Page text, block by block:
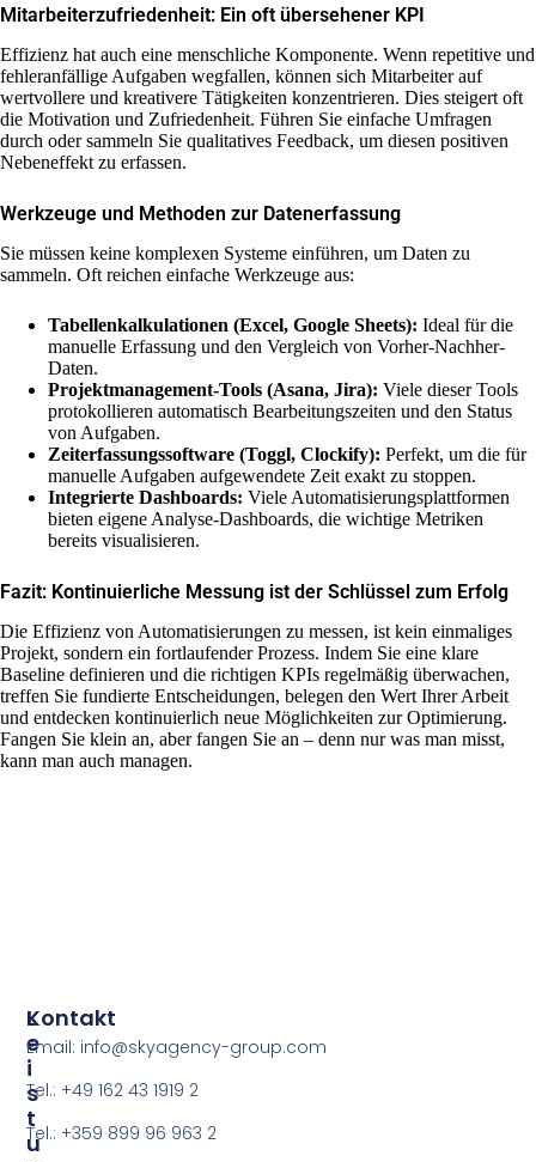
Mitarbeiterzufriedenheit: Ein oft übersehener KPI
Effizienz hat auch eine menschliche Komponente. Wenn repetitive und
fehleranfällige Aufgaben wegfallen, können sich Mitarbeiter auf
wertvollere und kreativere Tätigkeiten konzentrieren. Dies steigert oft
die Motivation und Zufriedenheit. Führen Sie einfache Umfragen
durch oder sammeln Sie qualitatives Feedback, um diesen positiven
Nebeneffekt zu erfassen.
Werkzeuge und Methoden zur Datenerfassung
Sie müssen keine komplexen Systeme einführen, um Daten zu
sammeln. Oft reichen einfache Werkzeuge aus:
Tabellenkalkulationen (Excel, Google Sheets): Ideal für die
manuelle Erfassung und den Vergleich von Vorher-Nachher-
Daten.
Projektmanagement-Tools (Asana, Jira): Viele dieser Tools
protokollieren automatisch Bearbeitungszeiten und den Status
von Aufgaben.
Zeiterfassungssoftware (Toggl, Clockify): Perfekt, um die für
manuelle Aufgaben aufgewendete Zeit exakt zu stoppen.
Integrierte Dashboards: Viele Automatisierungsplattformen
bieten eigene Analyse-Dashboards, die wichtige Metriken
bereits visualisieren.
Fazit: Kontinuierliche Messung ist der Schlüssel zum Erfolg
Die Effizienz von Automatisierungen zu messen, ist kein einmaliges
Projekt, sondern ein fortlaufender Prozess. Indem Sie eine klare
Baseline definieren und die richtigen KPIs regelmäßig überwachen,
treffen Sie fundierte Entscheidungen, belegen den Wert Ihrer Arbeit
und entdecken kontinuierlich neue Möglichkeiten zur Optimierung.
Fangen Sie klein an, aber fangen Sie an – denn nur was man misst,
kann man auch managen.
L
E
I
S
T
U
Kontakt
Email: info@skyagency-group.com
Tel.: +49 162 43 1919 2
Tel.: +359 899 96 963 2